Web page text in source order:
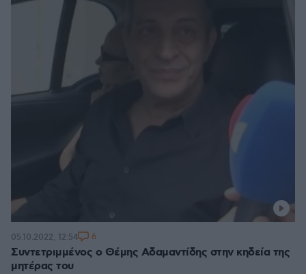
Συντετριμμένος ο Θέμης Αδαμαντίδης στην κηδεία της
μητέρας του
05.10.2022, 12:54 6